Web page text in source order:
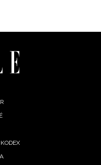
s
Extra s.r.o.